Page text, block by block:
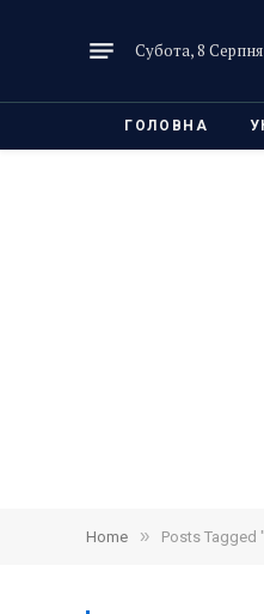
Субота, 8 Серпня
ГОЛОВНА
Home » Posts Tagged